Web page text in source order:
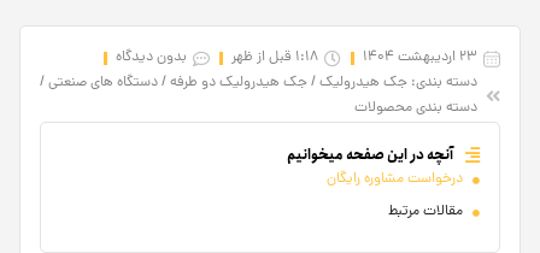
23 اردیبهشت 1404 1:18 قبل از ظهر
بدون دیدگاه
دسته بندی: جک‌ هیدرولیک/ جک هیدرولیک دو طرفه/دستگاه های صنعتی/
دسته‌ بندی محصولات
آنچه در این صفحه میخوانیم
درخواست مشاوره رایگان
مقالات مرتبط